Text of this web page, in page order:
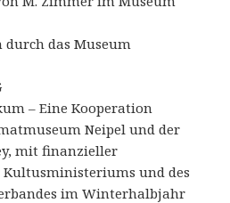
das Museum
– Eine Kooperation
Neipel und der
mit finanzieller
und des
im Winterhalbjahr